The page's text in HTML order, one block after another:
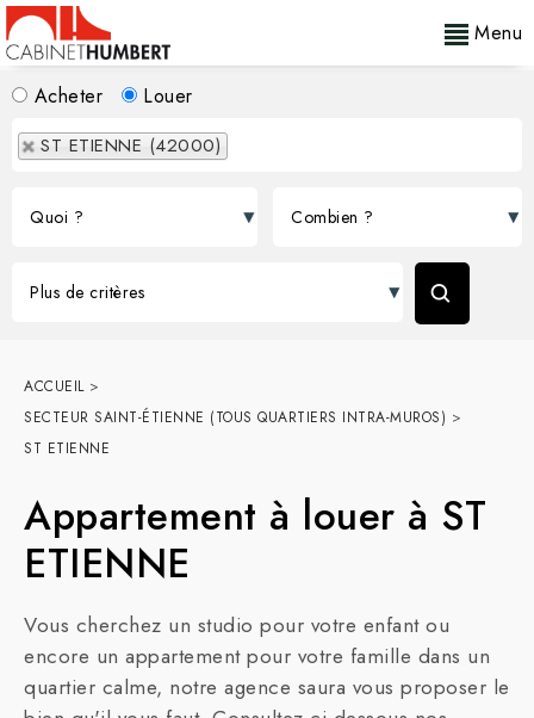
Menu
Acheter Louer
ST ETIENNE (42000)
ACCUEIL>
SECTEUR SAINT-ÉTIENNE (TOUS QUARTIERS INTRA-MUROS) >
ST ETIENNE
Appartement à louer à ST
ETIENNE
Vous cherchez un studio pour votre enfant ou
encore un appartement pour votre famille dans un
quartier calme, notre agence saura vous proposer le